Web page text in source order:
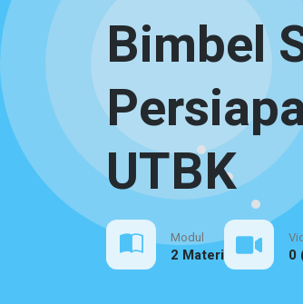
Bimbel
UTBK
Modul
2 Materi 0